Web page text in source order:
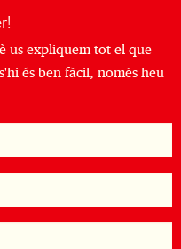
us expliquem tot el que
és ben fàcil, només heu